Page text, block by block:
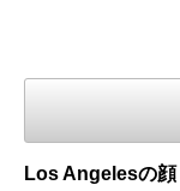
ロサンゼルスの
日刊サン
更新、求人
Los Angelesの顔